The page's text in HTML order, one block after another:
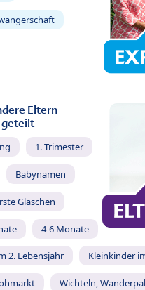
Eltern
geteilt
1. Trimester
Babynamen
Gläschen
4-6 Monate
2. Lebensjahr Kleinkinder
Wichteln,